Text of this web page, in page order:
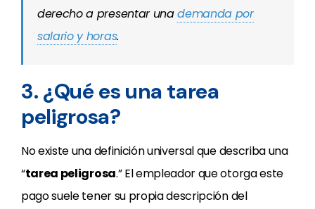
derecho a presentar unademanda por
salario y horas.
3. ¿Qué es una tarea
peligrosa?
No existe una definición universal que describa una
“tarea peligrosa.” El empleador que otorga este
pago suele tener su propia descripción del